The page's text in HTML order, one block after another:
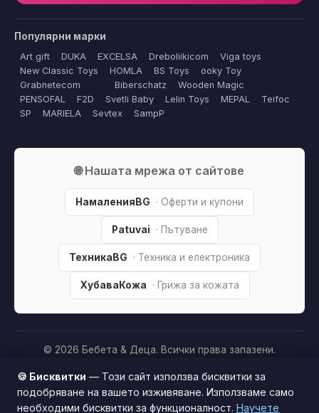
Популярни марки
Art gift DUKA EXCELSA Dreboliikicom
Viga toys
New Classic Toys
HOMLA BS Toys
ooky Toy
Grabnetecom
Biberschatz
Wooden Magic
PENSOFAL
F2D Svetli Baby Lelin Toys MEPAL
Teifoc
SP
MARIELA Sevtex SampP
🌐 Нашата мрежа от сайтове
НамаленияBG · Оферти и купони
Patuvai · Пътуване
ТехникаBG · Техника и електроника
ХубаваКожа · Грижа за кожата
© 2026 Бебета & Деца. Всички права запазени.
Партньорско разкриване:
Този сайт е независим и
съдържа партньорски (affiliate) линкове. Когато купите
продукт през тях, може да получим малка комисиона от
Този сайт използва бисквитки за по-добро
🍪 Бисквитки — Този сайт използва бисквитки за
подобряване на вашето изживяване. Използваме само
необходими бисквитки за функционалност. Научете